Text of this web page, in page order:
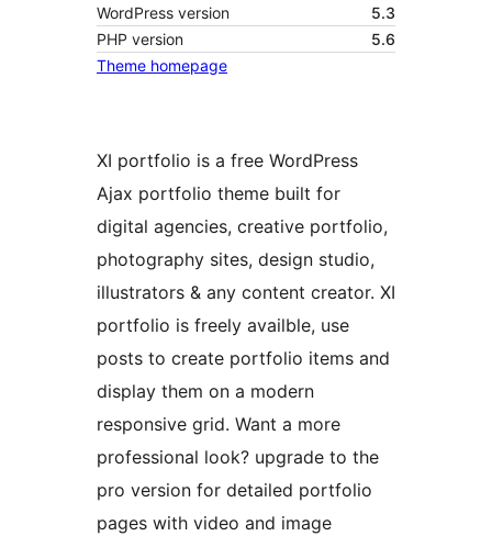
WordPress version
5.3
PHP version
5.6
Theme homepage
XI portfolio is a free WordPress
Ajax portfolio theme built for
digital agencies, creative portfolio,
photography sites, design studio,
illustrators & any content creator. XI
portfolio is freely availble, use
posts to create portfolio items and
display them on a modern
responsive grid. Want a more
professional look? upgrade to the
pro version for detailed portfolio
pages with video and image